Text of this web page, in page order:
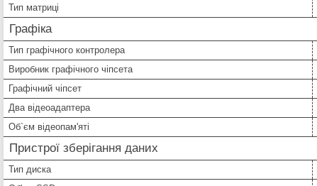
Тип матриці
Графіка
Тип графічного контролера
Виробник графічного чіпсета
Графічний чіпсет
Два відеоадаптера
Об`єм відеопам'яті
Пристрої зберігання даних
Тип диска